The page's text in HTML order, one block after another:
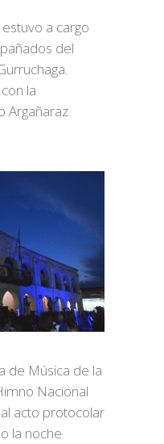
a cargo
del
la
Argañaraz
de Música de la
Nacional
acto protocolar
la noche